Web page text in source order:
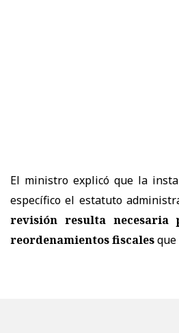
El ministro explicó que la
específico el estatuto
revisión resulta necesaria
reordenamientos fiscalesque